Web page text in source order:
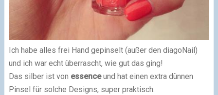
Ich habe alles frei Hand gepinselt (außer den diagoNail)
und ich war echt überrascht, wie gut das ging!
Das silber ist von essenceund hat einen extra dünnen
Pinsel für solche Designs, super praktisch.